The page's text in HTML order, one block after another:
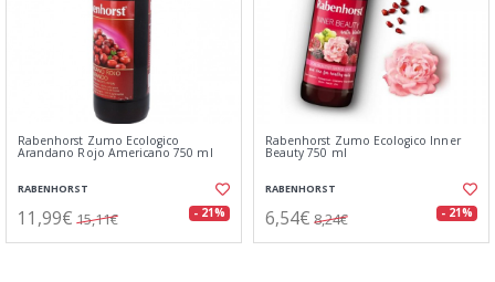
Rabenhorst Zumo Ecologico
Arandano Rojo Americano 750 ml
RABENHORST
11,99€ 15,11€ - 21%
Rabenhorst Zumo Ecologico Inner
Beauty 750 ml
RABENHORST
6,54€ 8,24€ - 21%